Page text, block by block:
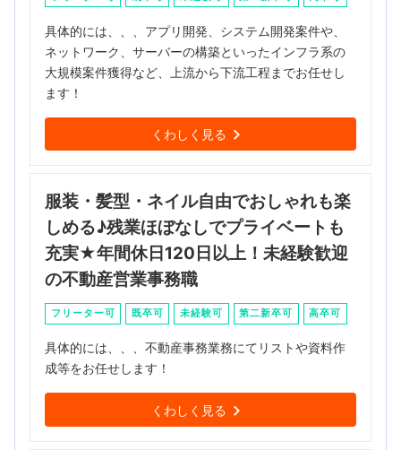
具体的には、、、アプリ開発、システム開発案件や、
ネットワーク、サーバーの構築といったインフラ系の
大規模案件獲得など、上流から下流工程までお任せし
ます！
くわしく見る
服装・髪型・ネイル自由でおしゃれも楽
しめる♪残業ほぼなしでプライベートも
充実★年間休日120日以上！未経験歓迎
の不動産営業事務職
フリーター可 既卒可 未経験可 第二新卒可 高卒可
具体的には、、、不動産事務業務にてリストや資料作
成等をお任せします！
くわしく見る